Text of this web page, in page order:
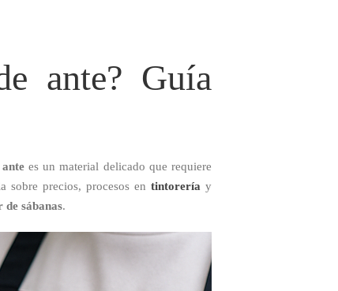
ante? Guía
antees un material delicado que requiere
sobre precios, procesos en tintoreríay
de sábanas.